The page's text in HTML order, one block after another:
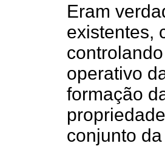
Eram
existentes,
operativo
formação
conjunto